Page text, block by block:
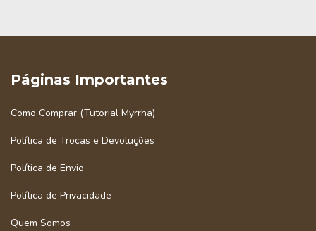
Páginas Importantes
Como Comprar (Tutorial Myrrha)
Política de Trocas e Devoluções
Política de Envio
Política de Privacidade
Quem Somos